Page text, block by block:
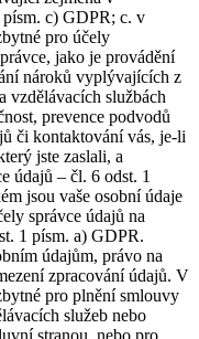
c) GDPR; c. v
pro účely
jako je provádění
nároků vyplývajících z
vzdělávacích službách
prevence podvodů
či kontaktování vás, je-li
jste zaslali, a
údajů – čl. 6 odst. 1
jsou vaše osobní údaje
správce údajů na
1 písm. a) GDPR.
údajům, právo na
zpracování údajů. V
pro plnění smlouvy
služeb nebo
stranou, nebo pro